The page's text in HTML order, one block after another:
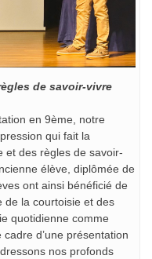
de savoir-vivre
en 9ème, notre
qui fait la
et des règles de savoir-
élève, diplômée de
ont ainsi bénéficié de
de la courtoisie et des
quotidienne comme
d’une présentation
nos profonds